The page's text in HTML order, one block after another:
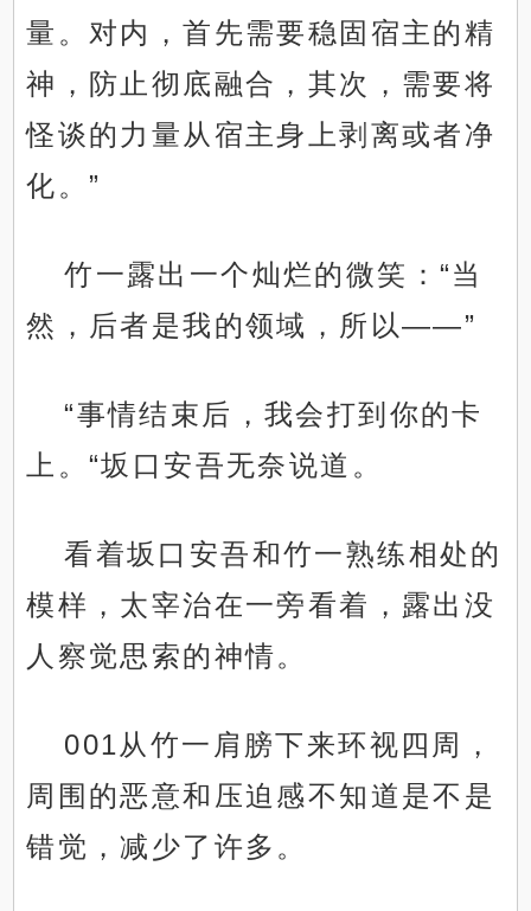
量。对内，首先需要稳固宿主的精
神，防止彻底融合，其次，需要将
怪谈的力量从宿主身上剥离或者净
化。”
竹一露出一个灿烂的微笑：“当
然，后者是我的领域，所以——”
“事情结束后，我会打到你的卡
上。“坂口安吾无奈说道。
看着坂口安吾和竹一熟练相处的
模样，太宰治在一旁看着，露出没
人察觉思索的神情。
001从竹一肩膀下来环视四周，
周围的恶意和压迫感不知道是不是
错觉，减少了许多。